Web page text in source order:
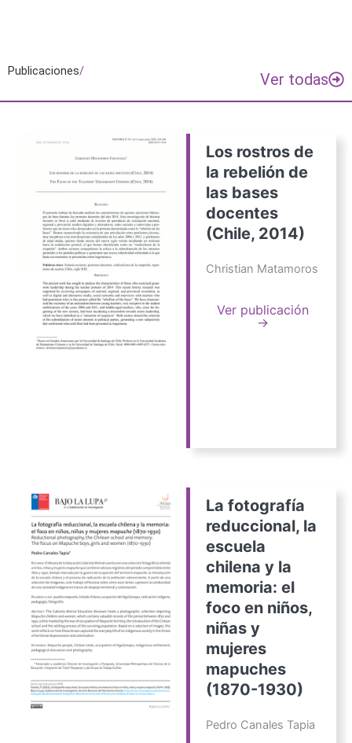
Publicaciones/ Ver todas
Los rostros de
la rebelión de
las bases
docentes
(Chile, 2014)
Christian Matamoros
Ver publicación
→
La fotografía
reduccional, la
escuela
chilena y la
memoria: el
foco en niños,
niñas y
mujeres
mapuches
(1870-1930)
Pedro Canales Tapia